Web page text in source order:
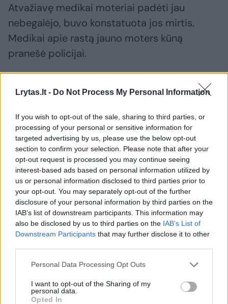
Lrytas.lt - Do Not Process My Personal Information
If you wish to opt-out of the sale, sharing to third parties, or
processing of your personal or sensitive information for
targeted advertising by us, please use the below opt-out
section to confirm your selection. Please note that after your
opt-out request is processed you may continue seeing
interest-based ads based on personal information utilized by
us or personal information disclosed to third parties prior to
your opt-out. You may separately opt-out of the further
disclosure of your personal information by third parties on the
IAB’s list of downstream participants. This information may
also be disclosed by us to third parties on the IAB’s List of
Downstream Participants that may further disclose it to other
Personal Data Processing Opt Outs
I want to opt-out of the Sharing of my
personal data.
Opted In
Atvažiavę medikai moteriai padėti jau
nebegalėjo, buvo konstatuota jos mirtis.
Medikai apie rastą jauno moters kūną
pranešė policijai.
Pareigūnai vis dar tikslina
būti 1999 m. gimusi moteris, tačiau
oficicialiai tai dar nepatvirtinta.
Nusikaltimas kol kas neįtariamas, pradėtas
ikiteisminis tyrimas mirties priežasčiai
nustatyti.
Kūnas perduotas teismo medicinos
priežastį. Ekspertai turės atsakyti ir į kitus